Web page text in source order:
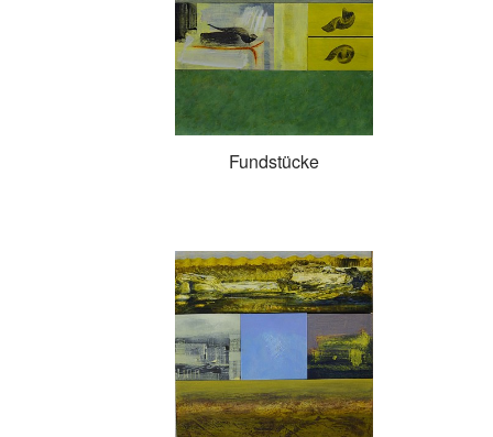
Fundstücke